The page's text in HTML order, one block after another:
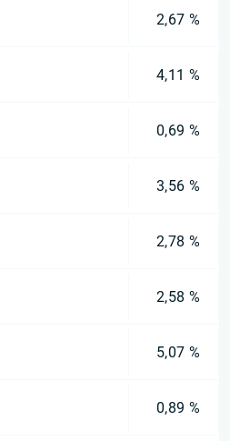
2,67 %
4,11 %
0,69 %
3,56 %
2,78 %
2,58 %
5,07 %
0,89 %